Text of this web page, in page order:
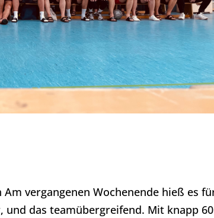
vergangenen Wochenende hieß es
und das teamübergreifend. Mit knapp 60